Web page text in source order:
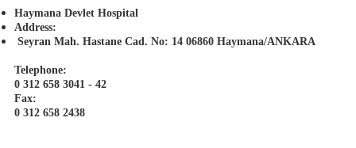
Haymana Devlet Hospital
Address:
Seyran Mah. Hastane Cad. No: 14 06860 Haymana/ANKARA
Telephone:
0 312 658 3041 - 42
Fax:
0 312 658 2438